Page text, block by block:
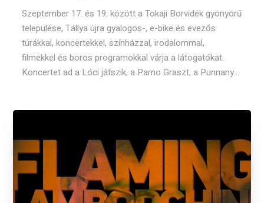
Szeptember 17. és 19. között a Tokaji Borvidék gyönyörű
települése, Tállya újra gyalogos-, e-bike és evezős
túrákkal, koncertekkel, színházzal, irodalommal,
filmekkel és boros programokkal várja a látogatókat.
Koncertet ad a Lóci játszik, a Parno Graszt, a Punnany...